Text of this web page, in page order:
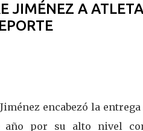
JIMÉNEZ A
encabezó la
año por su alto nivel